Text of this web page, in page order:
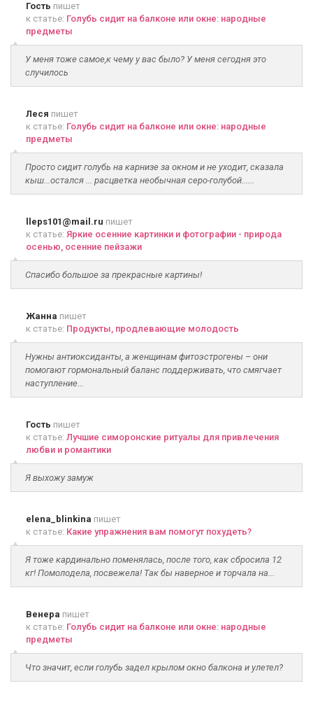
Гость пишет
к статье: Голубь сидит на балконе или окне: народные
предметы
У меня тоже самое,к чему у вас было? У меня сегодня это
случилось
Леся пишет
к статье: Голубь сидит на балконе или окне: народные
предметы
Просто сидит голубь на карнизе за окном и не уходит, сказала
кыш...остался ... расцветка необычная серо-голубой......
lleps101@mail.ru пишет
к статье: Яркие осенние картинки и фотографии - природа
осенью, осенние пейзажи
Спасибо большое за прекрасные картины!
Жанна пишет
к статье: Продукты, продлевающие молодость
Нужны антиоксиданты, а женщинам фитоэстрогены – они
помогают гормональный баланс поддерживать, что смягчает
наступление...
Гость пишет
к статье: Лучшие симоронские ритуалы для привлечения
любви и романтики
Я выхожу замуж
elena_blinkina пишет
к статье: Какие упражнения вам помогут похудеть?
Я тоже кардинально поменялась, после того, как сбросила 12
кг! Помолодела, посвежела! Так бы наверное и торчала на...
Венера пишет
к статье: Голубь сидит на балконе или окне: народные
предметы
Что значит, если голубь задел крылом окно балкона и улетел?